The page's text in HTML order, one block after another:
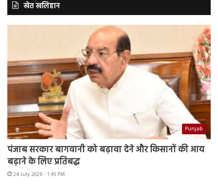
खेत खलिहान
Punjab
पंजाब सरकार बागवानी को बढ़ावा देने और किसानों की आय
बढ़ाने के लिए प्रतिबद्ध
24 July 2026 - 1:45 PM